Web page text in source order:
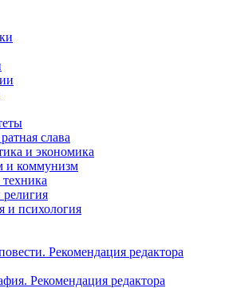
слава
и экономика
и коммунизм
религия
и психология
Рекомендация редактора
Рекомендация редактора